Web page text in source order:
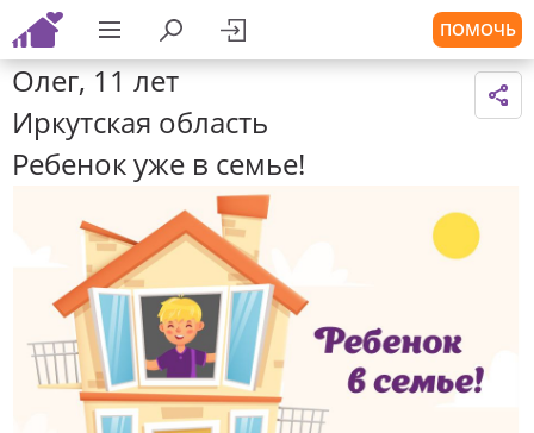
ПОМОЧЬ
Олег, 11 лет
Иркутская область
Ребенок уже в семье!